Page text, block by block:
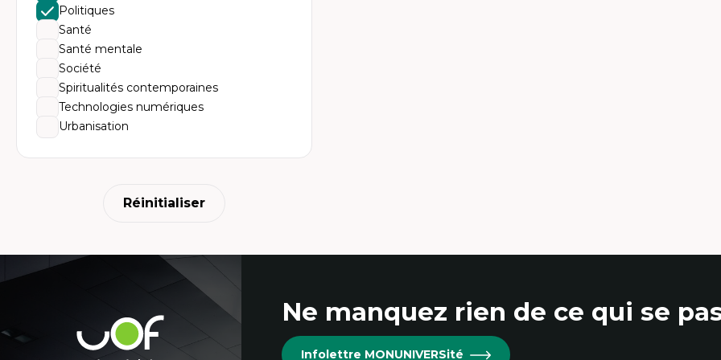
Politiques
Santé
Santé mentale
Société
Spiritualités contemporaines
Technologies numériques
Urbanisation
Réinitialiser
Coordonnées
et
Ne manquez rien de ce qui se
Infolettre MONUNIVERSité